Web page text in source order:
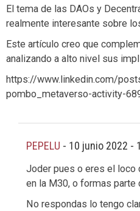
El tema de las DAOs y
realmente interesante sobre
Este artículo creo que
analizando a alto nivel sus
https://www.linkedin.com/
pombo_metaverso-activity-
PEPELU - 10 junio 2022 -
Joder pues o eres el loco
en la M30, o formas parte
No respondas lo tengo